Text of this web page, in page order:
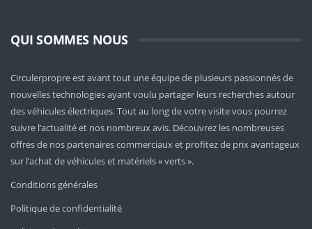
QUI SOMMES NOUS
Circulerpropre est avant tout une équipe de plusieurs passionnés de
nouvelles technologies ayant voulu partager leurs recherches autour
des véhicules électriques. Tout au long de votre visite vous pourrez
suivre l’actualité et nos nombreux avis. Découvrez les nombreuses
offres de nos partenaires commerciaux et profitez de prix avantageux
sur l’achat de véhicules et matériels « verts ».
Conditions générales
Politique de confidentialité